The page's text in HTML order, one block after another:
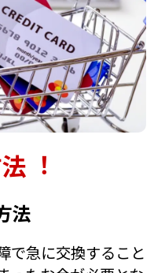
︕
法
で急に交換すること